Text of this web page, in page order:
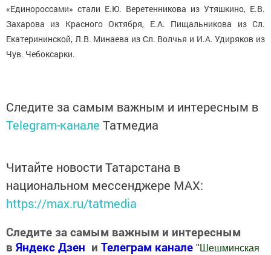
«Единороссами» стали Е.Ю. Веретенникова из Утяшкино, Е.В.
Захарова из Красного Октября, Е.А. Пищальникова из Сл.
Екатерининской, Л.В. Минаева из Сл. Волчья и И.А. Удиряков из
Чув. Чебоксарки.
Следите за самым важным и интересным в
Telegram-канале Татмедиа
Читайте новости Татарстана в
национальном мессенджере MАХ:
https://max.ru/tatmedia
Следите за самым важным и интересным
в Яндекс Дзен и Телеграм канале " Шешминская